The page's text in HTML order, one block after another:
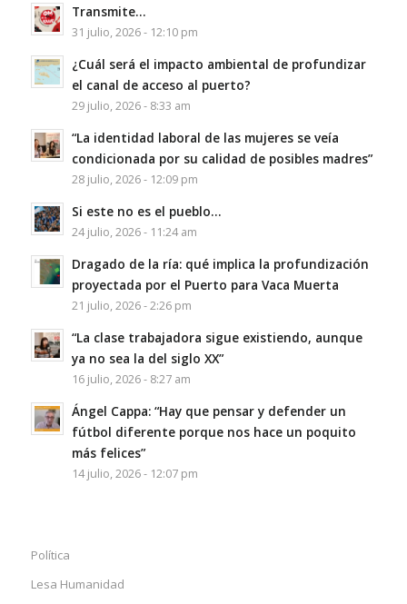
Transmite…
31 julio, 2026 - 12:10 pm
¿Cuál será el impacto ambiental de profundizar
el canal de acceso al puerto?
29 julio, 2026 - 8:33 am
“La identidad laboral de las mujeres se veía
condicionada por su calidad de posibles madres”
28 julio, 2026 - 12:09 pm
Si este no es el pueblo…
24 julio, 2026 - 11:24 am
Dragado de la ría: qué implica la profundización
proyectada por el Puerto para Vaca Muerta
21 julio, 2026 - 2:26 pm
“La clase trabajadora sigue existiendo, aunque
ya no sea la del siglo XX”
16 julio, 2026 - 8:27 am
Ángel Cappa: “Hay que pensar y defender un
fútbol diferente porque nos hace un poquito
más felices”
14 julio, 2026 - 12:07 pm
Política
Lesa Humanidad